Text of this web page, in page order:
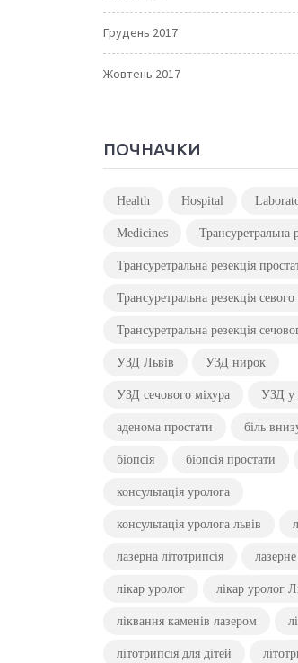
Грудень 2017
Жовтень 2017
ПОЧНАЧКИ
Health Hospital
Medicines Трансуретральна
Трансуретральна резекція
Трансуретральна резекція севого
Трансуретральна резекція
УЗД Львів УЗД нирок
УЗД сечового міхура УЗД у
аденома простати біль
біопсія біопсія простати
консультація уролога
консультація уролога львів
лазерна літотрипсія
лікар уролог лікар уролог
ліквання каменів лазером
літотрипсія для дітей